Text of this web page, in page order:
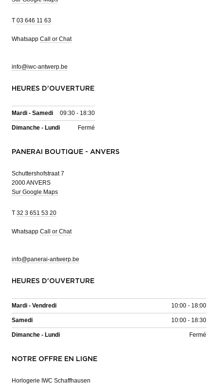
T 03 646 11 63
Whatsapp Call or Chat
info@iwc-antwerp.be
HEURES D'OUVERTURE
Mardi - Samedi 09:30 - 18:30
Dimanche - Lundi Fermé
PANERAI BOUTIQUE - ANVERS
Schuttershofstraat 7
2000 ANVERS
Sur Google Maps
T 32 3 651 53 20
Whatsapp Call or Chat
info@panerai-antwerp.be
HEURES D'OUVERTURE
Mardi - Vendredi 10:00 - 18:00
Samedi 10:00 - 18:30
Dimanche - Lundi Fermé
NOTRE OFFRE EN LIGNE
Horlogerie IWC Schaffhausen